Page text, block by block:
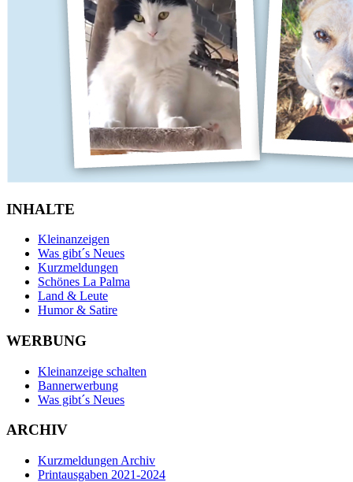
INHALTE
Kleinanzeigen
Was gibt´s Neues
Kurzmeldungen
Schönes La Palma
Land & Leute
Humor & Satire
WERBUNG
Kleinanzeige schalten
Bannerwerbung
Was gibt´s Neues
ARCHIV
Kurzmeldungen Archiv
Printausgaben 2021-2024